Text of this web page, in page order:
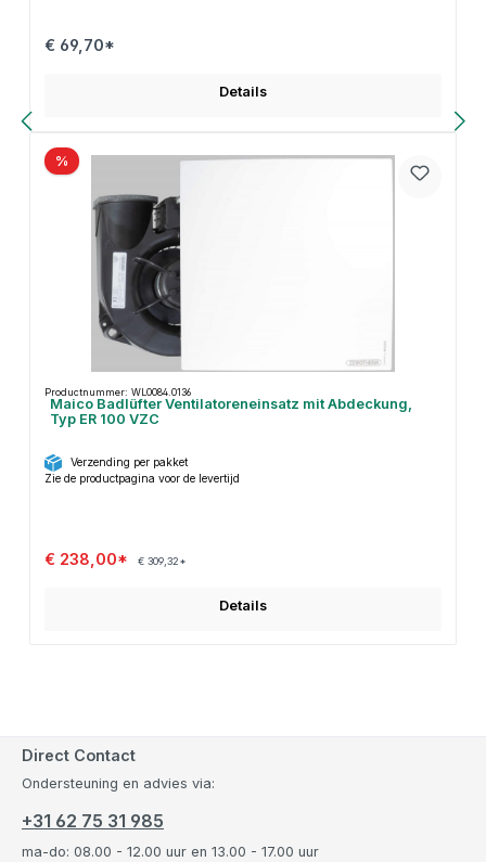
€ 69,70*
Details
%
Productnummer: WL0084.0136
Maico Badlüfter Ventilatoreneinsatz mit Abdeckung,
Typ ER 100 VZC
Verzending per pakket
Zie de productpagina voor de levertijd
€ 238,00* € 309,32*
Details
Direct Contact
Ondersteuning en advies via:
+31 62 75 31 985
ma-do: 08.00 - 12.00 uur en 13.00 - 17.00 uur